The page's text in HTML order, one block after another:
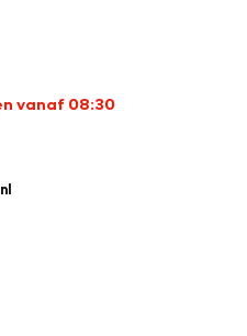
vanaf 08:30